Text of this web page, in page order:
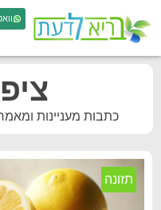
כתבות מעניינות
תזונה